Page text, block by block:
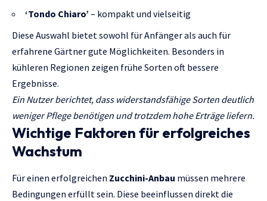
‘Tondo Chiaro’ – kompakt und vielseitig
Diese Auswahl bietet sowohl für Anfänger als auch für
erfahrene Gärtner gute Möglichkeiten. Besonders in
kühleren Regionen zeigen frühe Sorten oft bessere
Ergebnisse.
Ein Nutzer berichtet, dass widerstandsfähige Sorten deutlich
weniger Pflege benötigen und trotzdem hohe Erträge liefern.
Wichtige Faktoren für erfolgreiches
Wachstum
Für einen erfolgreichen Zucchini-Anbau müssen mehrere
Bedingungen erfüllt sein. Diese beeinflussen direkt die